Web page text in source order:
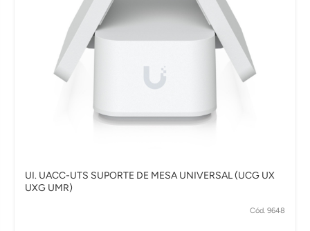
UI. UACC-UTS SUPORTE DE MESA UNIVERSAL (UCG UX
UXG UMR)
Cód. 9648